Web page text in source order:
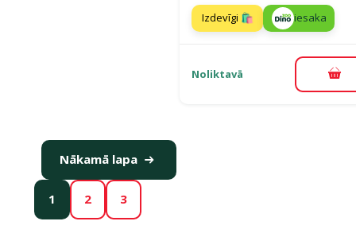
Izdevīgi 🛍️ iesaka
Noliktavā
1 2 3
Nākamā lapa